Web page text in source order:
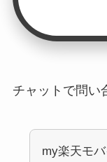
チャットで問い
my楽天モ